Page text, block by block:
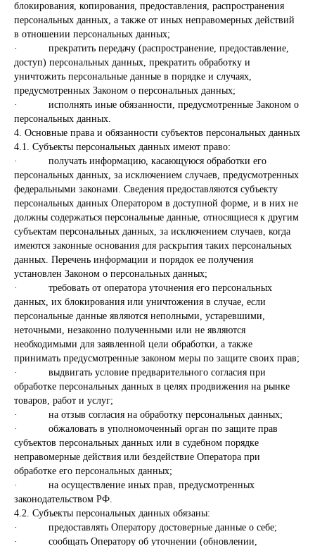
блокирования, копирования, предоставления, распространения
персональных данных, а также от иных неправомерных действий
в отношении персональных данных;
· прекратить передачу (распространение, предоставление,
доступ) персональных данных, прекратить обработку и
уничтожить персональные данные в порядке и случаях,
предусмотренных Законом о персональных данных;
· исполнять иные обязанности, предусмотренные Законом о
персональных данных.
4. Основные права и обязанности субъектов персональных данных
4.1. Субъекты персональных данных имеют право:
· получать информацию, касающуюся обработки его
персональных данных, за исключением случаев, предусмотренных
федеральными законами. Сведения предоставляются субъекту
персональных данных Оператором в доступной форме, и в них не
должны содержаться персональные данные, относящиеся к другим
субъектам персональных данных, за исключением случаев, когда
имеются законные основания для раскрытия таких персональных
данных. Перечень информации и порядок ее получения
установлен Законом о персональных данных;
· требовать от оператора уточнения его персональных
данных, их блокирования или уничтожения в случае, если
персональные данные являются неполными, устаревшими,
неточными, незаконно полученными или не являются
необходимыми для заявленной цели обработки, а также
принимать предусмотренные законом меры по защите своих прав;
· выдвигать условие предварительного согласия при
обработке персональных данных в целях продвижения на рынке
товаров, работ и услуг;
· на отзыв согласия на обработку персональных данных;
· обжаловать в уполномоченный орган по защите прав
субъектов персональных данных или в судебном порядке
неправомерные действия или бездействие Оператора при
обработке его персональных данных;
· на осуществление иных прав, предусмотренных
законодательством РФ.
4.2. Субъекты персональных данных обязаны:
· предоставлять Оператору достоверные данные о себе;
· сообщать Оператору об уточнении (обновлении,